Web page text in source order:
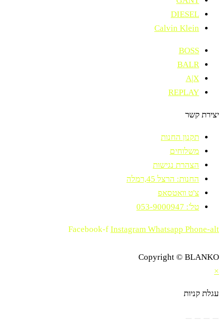
DIESEL
Calvin Klein
BOSS
BALR
A|X
REPLAY
יצירת קשר
תקנון החנות
משלוחים
הצהרת נגישות
החנות: הרצל 45,רמלה
צ'ט וואטסאפ
טל': 053-9000947
Facebook-f Instagram Whatsapp Phone-alt
Copyright © BLANKO
×
עגלת קניות